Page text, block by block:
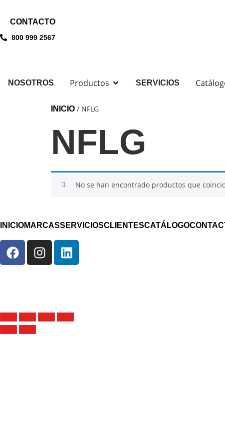
CONTACTO
800 999 2567
NOSOTROS Productos SERVICIOS
INICIO / NFLG
NFLG
No se han encontrado productos que
INICIOMARCASSERVICIOSCLIENTESCATÁLOGO